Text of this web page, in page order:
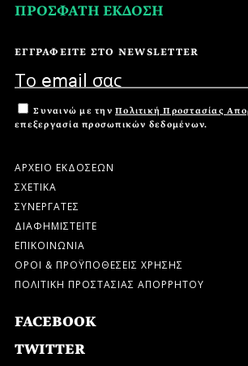
ΠΡΟΣΦΑΤΗ ΕΚΔΟΣΗ
ΕΓΓΡΑΦΕΙΤΕ ΣΤΟ NEWSLETTER
Συναινώ με την Πολιτική Προστασίας
επεξεργασία προσωπικών δεδομένων.
ΑΡΧΕΙΟ ΕΚΔΟΣΕΩΝ
ΣΧΕΤΙΚΑ
ΣΥΝΕΡΓΑΤΕΣ
ΔΙΑΦΗΜΙΣΤΕΙΤΕ
ΕΠΙΚΟΙΝΩΝΙΑ
ΟΡΟΙ & ΠΡΟΫΠΟΘΕΣΕΙΣ ΧΡΗΣΗΣ
ΠΟΛΙΤΙΚΗ ΠΡΟΣΤΑΣΙΑΣ ΑΠΟΡΡΗΤΟΥ
FACEBOOK
TWITTER